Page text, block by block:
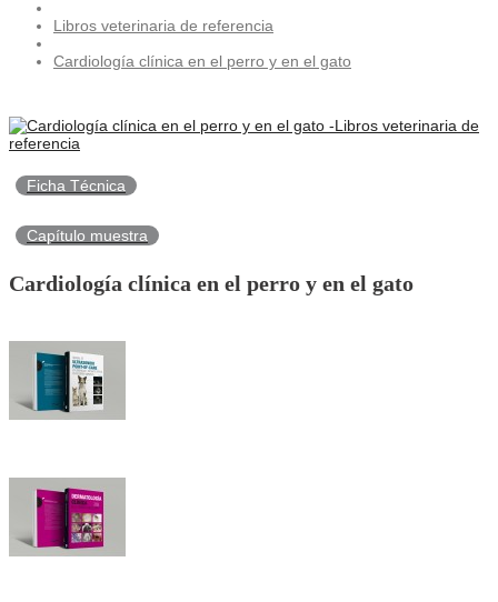
Libros veterinaria de referencia
Cardiología clínica en el perro y en el gato
Ficha Técnica
Capítulo muestra
Cardiología clínica en el perro y en el gato